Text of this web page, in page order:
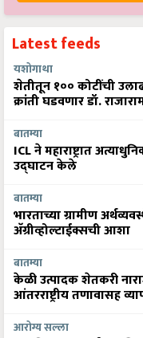
यशोगाथा
शेतीतून १०० कोटींची
क्रांती घडवणार डॉ.
ICL ने महाराष्ट्रात
उद्घाटन केले
भारताच्या ग्रामीण
अ‍ॅग्रीव्होल्टाईक्सची आशा
केळी उत्पादक शेतकरी
आंतरराष्ट्रीय तणावासह
आधुनिक आहारातील